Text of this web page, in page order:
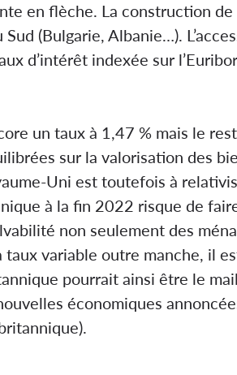
en flèche. La construction
Sud (Bulgarie, Albanie…).
d’intérêt indexée sur
un taux à 1,47 % mais le
sur la valorisation des
Uni est toutefois à
à la fin 2022 risque de
non seulement des
variable outre manche, il
pourrait ainsi être le
économiques